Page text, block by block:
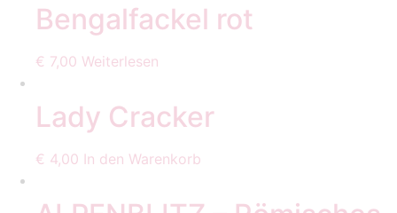
Bengalfackel rot
€ 7,00 Weiterlesen
Lady Cracker
€ 4,00 In den Warenkorb